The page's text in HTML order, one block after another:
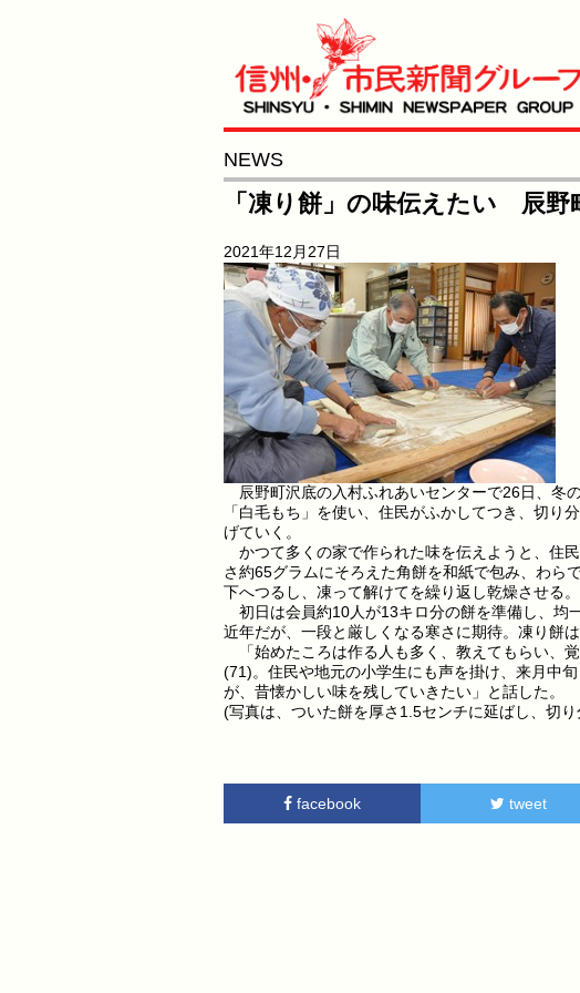
NEWS
「凍り餅」の味伝えたい 辰野
2021年12月27日
辰野町沢底の入村ふれあいセンターで26日、冬
「白毛もち」を使い、住民がふかしてつき、切り
げていく。
かつて多くの家で作られた味を伝えようと、住
さ約65グラムにそろえた角餅を和紙で包み、わら
下へつるし、凍って解けてを繰り返し乾燥させる。
初日は会員約10人が13キロ分の餅を準備し、均
近年だが、一段と厳しくなる寒さに期待。凍り餅
「始めたころは作る人も多く、教えてもらい、
(71)。住民や地元の小学生にも声を掛け、来月中
が、昔懐かしい味を残していきたい」と話した。
(写真は、ついた餅を厚さ1.5センチに延ばし、切り
facebook tweet